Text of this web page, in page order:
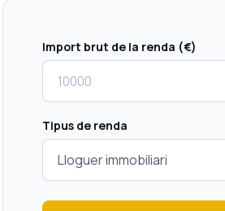
Import brut de la renda (€)
Tipus de renda